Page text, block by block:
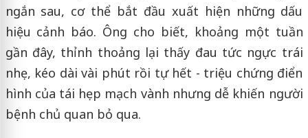
ngắn sau, cơ thể bắt đầu xuất hiện những dấu
hiệu cảnh báo. Ông cho biết, khoảng một tuần
gần đây, thỉnh thoảng lại thấy đau tức ngực trái
nhẹ, kéo dài vài phút rồi tự hết - triệu chứng điển
hình của tái hẹp mạch vành nhưng dễ khiến người
bệnh chủ quan bỏ qua.